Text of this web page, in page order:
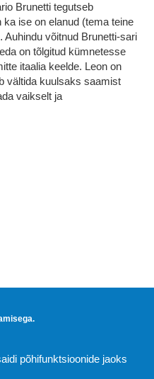
Brunetti tegutseb
ise on elanud (tema teine
võitnud Brunetti-sari
on tõlgitud kümnetesse
itaalia keelde. Leon on
vältida kuulsaks saamist
vaikselt ja
põhifunktsioonide jaoks